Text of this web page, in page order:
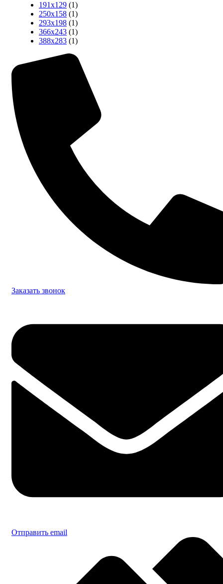
191х129 (1)
250х158 (1)
293х198 (1)
366х243 (1)
388х283 (1)
Заказать звонок
Отправить email